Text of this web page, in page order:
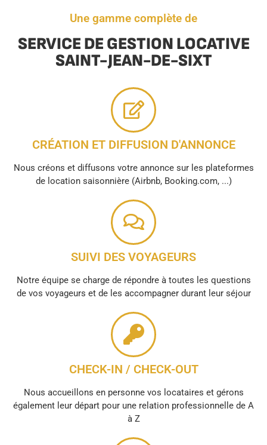
Une gamme complète de
SERVICE DE GESTION LOCATIVE
SAINT-JEAN-DE-SIXT
CRÉATION ET DIFFUSION D'ANNONCE
Nous créons et diffusons votre annonce sur les plateformes
de location saisonnière (Airbnb, Booking.com, ...)
SUIVI DES VOYAGEURS
Notre équipe se charge de répondre à toutes les questions
de vos voyageurs et de les accompagner durant leur séjour
CHECK-IN / CHECK-OUT
Nous accueillons en personne vos locataires et gérons
également leur départ pour une relation professionnelle de A
à Z